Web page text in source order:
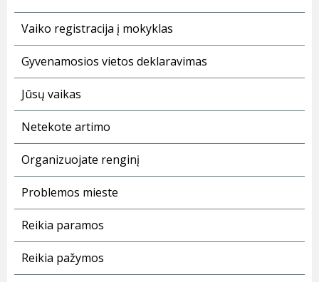
Vaiko registracija į mokyklas
Gyvenamosios vietos deklaravimas
Jūsų vaikas
Netekote artimo
Organizuojate renginį
Problemos mieste
Reikia paramos
Reikia pažymos